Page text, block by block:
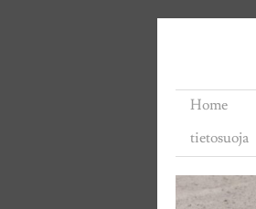
Home
tietosuoja